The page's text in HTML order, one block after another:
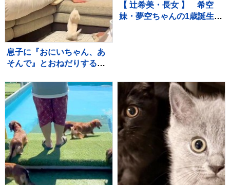
息子に『おにいちゃん、あ
そんで』とおねだりする赤
にいたら…あまりにも素敵
な『神対応』が552万再生
「平和な世界」
【 辻希美・長女 】 希空
妹・夢空ちゃんの1歳誕生日